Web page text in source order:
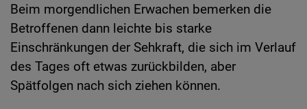
Beim morgendlichen Erwachen bemerken die
Betroffenen dann leichte bis starke
Einschränkungen der Sehkraft, die sich im Verlauf
des Tages oft etwas zurückbilden, aber
Spätfolgen nach sich ziehen können.